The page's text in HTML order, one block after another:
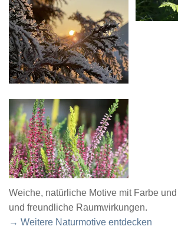
Weiche, natürliche Motive mit Farbe
und freundliche Raumwirkungen.
→ Weitere Naturmotive entdecken